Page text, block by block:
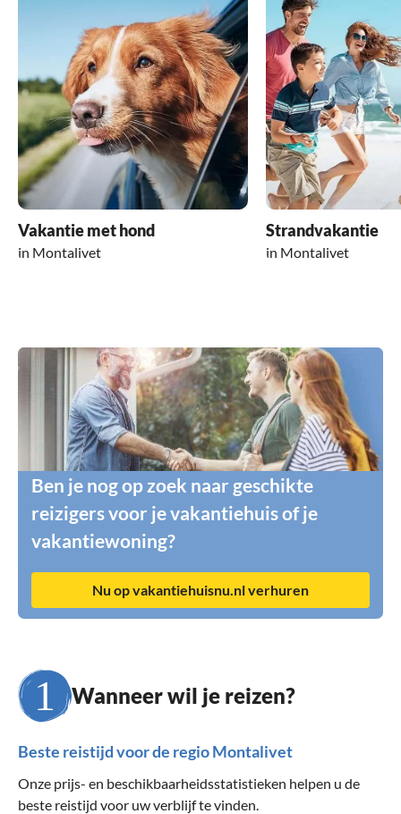
Vakantie met hond
in Montalivet
Strandvakantie
in Montalivet
Ben je nog op zoek naar geschikte
reizigers voor je vakantiehuis of je
vakantiewoning?
Nu op vakantiehuisnu.nl verhuren
Wanneer wil je reizen?
Beste reistijd voor de regio Montalivet
Onze prijs- en beschikbaarheidsstatistieken helpen u de
beste reistijd voor uw verblijf te vinden.